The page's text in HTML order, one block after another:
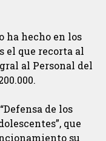
ha hecho en los
el que recorta al
al Personal del
de los
que
su